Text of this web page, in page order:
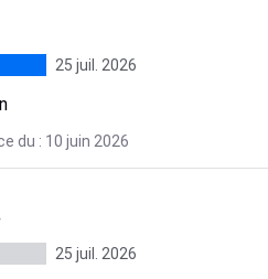
25 juil. 2026
du : 10 juin 2026
25 juil. 2026